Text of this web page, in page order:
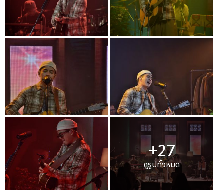
+27
ดูรูปทั้งหมด